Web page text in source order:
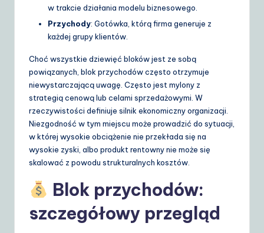
w trakcie działania modelu biznesowego.
Przychody: Gotówka, którą firma generuje z
każdej grupy klientów.
Choć wszystkie dziewięć bloków jest ze sobą
powiązanych, blok przychodów często otrzymuje
niewystarczającą uwagę. Często jest mylony z
strategią cenową lub celami sprzedażowymi. W
rzeczywistości definiuje silnik ekonomiczny organizacji.
Niezgodność w tym miejscu może prowadzić do sytuacji,
w której wysokie obciążenie nie przekłada się na
wysokie zyski, albo produkt rentowny nie może się
skalować z powodu strukturalnych kosztów.
Blok przychodów:
szczegółowy przegląd